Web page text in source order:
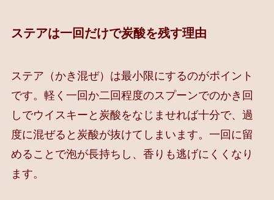
ステアは一回だけで炭酸を残す理由
ステア（かき混ぜ）は最小限にするのがポイント
です。軽く一回か二回程度のスプーンでのかき回
しでウイスキーと炭酸をなじませれば十分で、過
度に混ぜると炭酸が抜けてしまいます。一回に留
めることで泡が長持ちし、香りも逃げにくくなり
ます。